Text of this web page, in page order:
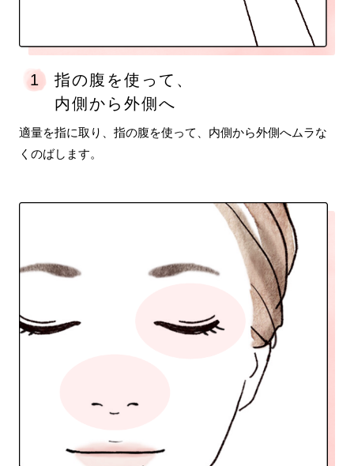
1
指の腹を使って、
内側から外側へ
適量を指に取り、指の腹を使って、内側から外側へムラな
くのばします。